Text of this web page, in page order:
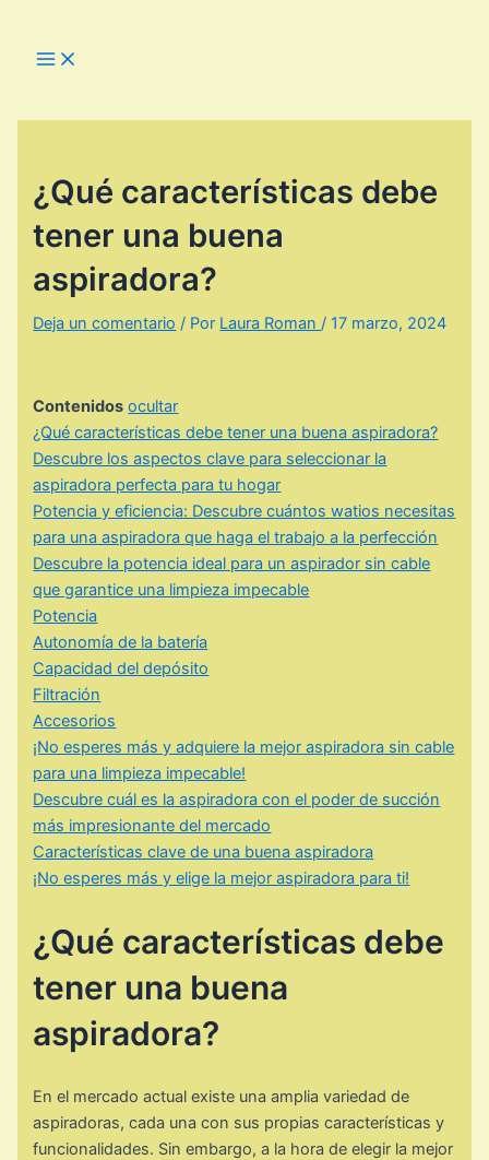
Main
Menu
¿Qué características debe
tener una buena
aspiradora?
Deja un comentario / Por Laura Roman/17 marzo, 2024
Contenidos ocultar
¿Qué características debe tener una buena aspiradora?
Descubre los aspectos clave para seleccionar la
aspiradora perfecta para tu hogar
Potencia y eficiencia: Descubre cuántos watios necesitas
para una aspiradora que haga el trabajo a la perfección
Descubre la potencia ideal para un aspirador sin cable
que garantice una limpieza impecable
Potencia
Autonomía de la batería
Capacidad del depósito
Filtración
Accesorios
¡No esperes más y adquiere la mejor aspiradora sin cable
para una limpieza impecable!
Descubre cuál es la aspiradora con el poder de succión
más impresionante del mercado
Características clave de una buena aspiradora
¡No esperes más y elige la mejor aspiradora para ti!
¿Qué características debe
tener una buena
aspiradora?
En el mercado actual existe una amplia variedad de
aspiradoras, cada una con sus propias características y
funcionalidades. Sin embargo, a la hora de elegir la mejor